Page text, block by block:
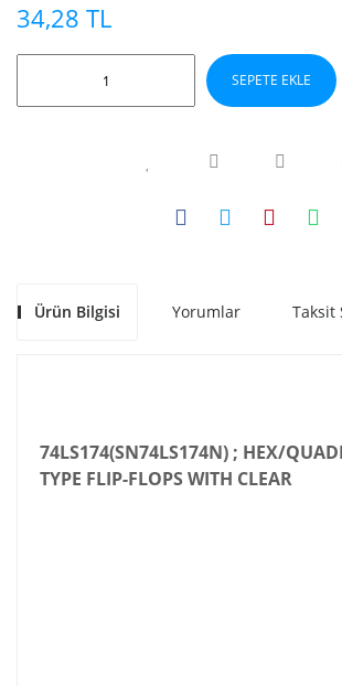
34,28 TL
SEPETE EKLE
Ürün Bilgisi Yorumlar Taksit
74LS174(SN74LS174N) ; HEX/
TYPE FLIP-FLOPS WITH CLEAR